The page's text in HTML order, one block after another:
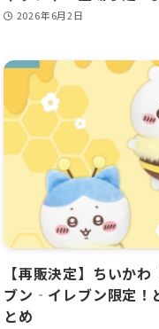
2026年6月2日
【再販決定】ちいか
ブン‐イレブン限定！
とめ